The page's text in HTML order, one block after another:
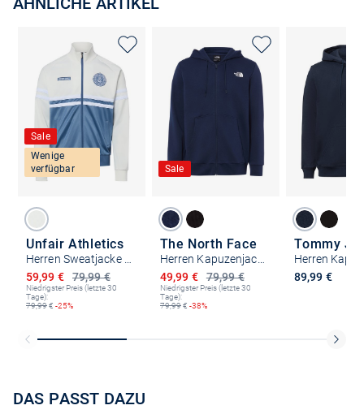
Sale
Wenige
verfügbar
Unfair Athletics
79,99 €
Ermäßigter Preis
59,99 €
Niedrigster Preis (letzte 30
Tage):
79,99€ -25%
Sale
The North Face
79,99 €
Ermäßigter Preis
49,99 €
Niedrigster Preis (letzte 30
Tage):
79,99€ -38%
Tommy
89,99 €
DAS PASST DAZU